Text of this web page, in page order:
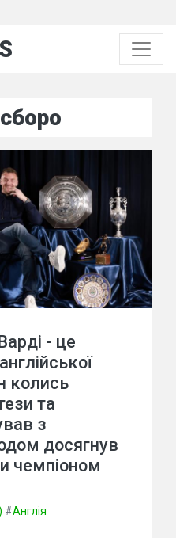
- це
колись
та
з
досягнув
чемпіоном
#Англія